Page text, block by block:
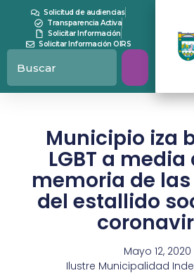
Solicitud de audiencias
Transparencia Activa
Solicitar Información
Solicitar Información OIRS
Municipio iza
LGBT a
memoria de
del estallido
Mayo 12, 2020
Ilustre Municipalidad